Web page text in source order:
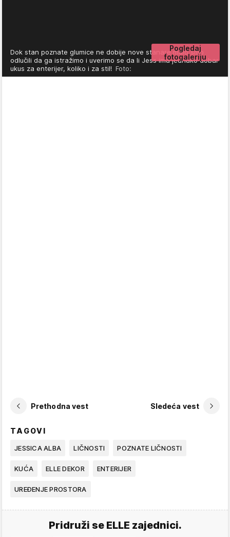
Pogledaj
fotogaleriju
Dok stan poznate glumice ne dobije nove stanare malo smo
odlučili da ga istražimo i uverimo se da li Jess ima jednako dobar
ukus za enterijer, koliko i za stil! Foto:
Prethodna vest Sledeća vest
TAGOVI
JESSICA ALBA LIČNOSTI POZNATE LIČNOSTI
KUĆA ELLE DEKOR ENTERIJER
UREĐENJE PROSTORA
Pridruži se ELLE zajednici.